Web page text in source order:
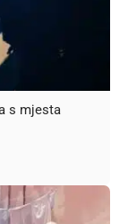
s mjesta